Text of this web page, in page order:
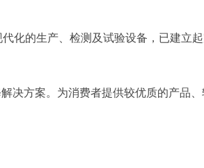
化的生产、检测及试验设备，已建立
决方案。为消费者提供较优质的产品